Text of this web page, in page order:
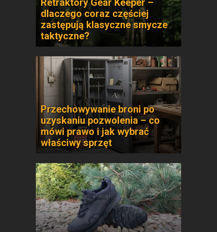
Retraktory Gear Keeper –
dlaczego coraz częściej
zastępują klasyczne smycze
taktyczne?
Przechowywanie broni po
uzyskaniu pozwolenia – co
mówi prawo i jak wybrać
właściwy sprzęt